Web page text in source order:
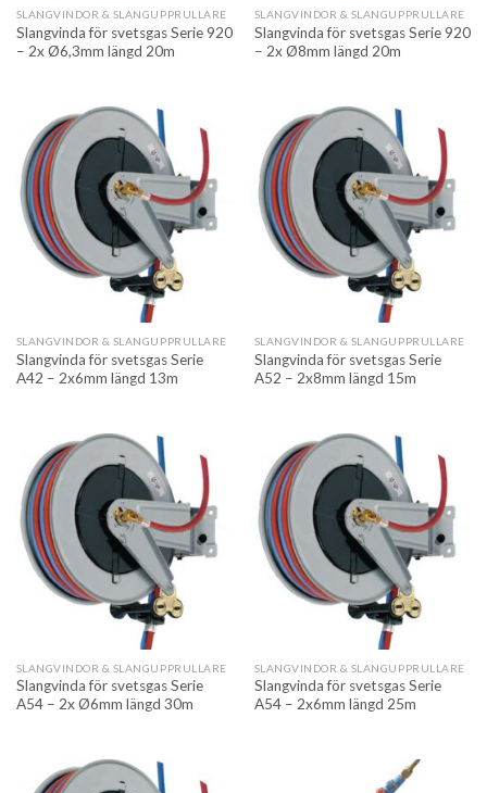
SLANGVINDOR & SLANGUPPRULLARE
Slangvinda för svetsgas Serie 920
– 2x Ø6,3mm längd 20m
SLANGVINDOR & SLANGUPPRULLARE
Slangvinda för svetsgas Serie 920
– 2x Ø8mm längd 20m
SLANGVINDOR & SLANGUPPRULLARE
Slangvinda för svetsgas Serie
A42 – 2x6mm längd 13m
SLANGVINDOR & SLANGUPPRULLARE
Slangvinda för svetsgas Serie
A52 – 2x8mm längd 15m
SLANGVINDOR & SLANGUPPRULLARE
Slangvinda för svetsgas Serie
A54 – 2x Ø6mm längd 30m
SLANGVINDOR & SLANGUPPRULLARE
Slangvinda för svetsgas Serie
A54 – 2x6mm längd 25m